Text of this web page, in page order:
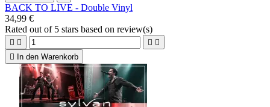
BACK TO LIVE - Double Vinyl
34,99 €
Rated out of 5 stars based on review(s)
   

In den Warenkorb